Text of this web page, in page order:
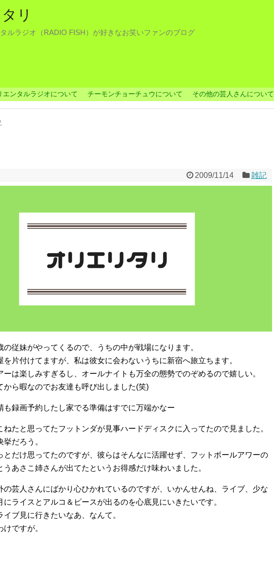
リ
ルラジオ（RADIO FISH）が好きなお笑いファンのブログ
エンタルラジオについて チーモンチョーチュウについて その他の芸人さんについて
2009/11/14 雑記
の従妹がやってくるので、うちの中が戦場になります。
を片付けてますが、私は彼女に会わないうちに新宿へ旅立ちます。
ーは楽しみすぎるし、オールナイトも万全の態勢でのぞめるので嬉しい。
から暇なのでお友達も呼び出しました(笑)
も録画予約したし家でる準備はすでに万端かなー
ねたと思ってたフットンダが見事ハードディスクに入ってたので見ました。
だろう。
とだけ思ってたのですが、彼らはそんなに活躍せず、フットボールアワーの
うあさこ姉さんが出てたというお得感だけ味わいました。
の芸人さんにばかり心ひかれているのですが、いかんせんね、ライブ、少な
にライスとアルコ＆ピースが出るのを心底見にいきたいです。
ブ見に行きたいなあ、なんて。
ですが。